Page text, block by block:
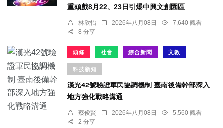
重頭戲8月22、23日引爆中興文創園區
林欣怡 2026年八月08日
7,640 觀看
8 分享
頭條 社會 綜合新聞 文教
科技新知
漢光42號驗證軍民協調機制 臺南後備幹部深入
地方強化戰略溝通
蔡俊賢 2026年八月08日
5,560 觀看
2 分享